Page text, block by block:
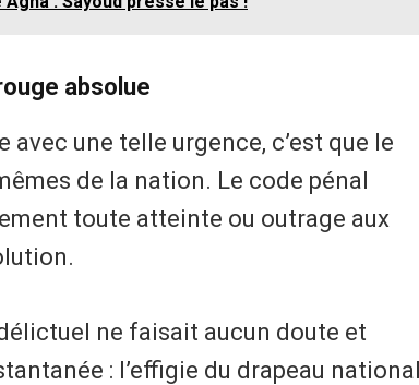
absolue
une telle urgence, c’est que le
de la nation. Le code pénal
toute atteinte ou outrage aux
ne faisait aucun doute et
: l’effigie du drapeau national